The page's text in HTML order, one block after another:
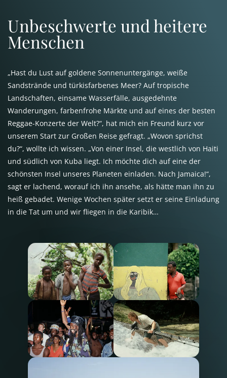
Unbeschwerte und heitere
Menschen
„Hast du Lust auf goldene Sonnenuntergänge, weiße
Sandstrände und türkisfarbenes Meer? Auf tropische
Landschaften, einsame Wasserfälle, ausgedehnte
Wanderungen, farbenfrohe Märkte und auf eines der besten
Reggae-Konzerte der Welt?“, hat mich ein Freund kurz vor
unserem Start zur Großen Reise gefragt. „Wovon sprichst
du?“, wollte ich wissen. „Von einer Insel, die westlich von Haiti
und südlich von Kuba liegt. Ich möchte dich auf eine der
schönsten Insel unseres Planeten einladen. Nach Jamaica!“,
sagt er lachend, worauf ich ihn ansehe, als hätte man ihn zu
heiß gebadet. Wenige Wochen später setzt er seine Einladung
in die Tat um und wir fliegen in die Karibik…